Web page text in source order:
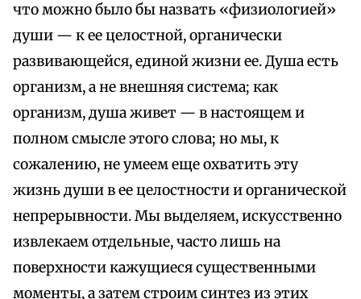
что можно было бы назвать «физиологией»
души — к ее целостной, органически
развивающейся, единой жизни ее. Душа есть
организм, а не внешняя система; как
организм, душа живет — в настоящем и
полном смысле этого слова; но мы, к
сожалению, не умеем еще охватить эту
жизнь души в ее целостности и органической
непрерывности. Мы выделяем, искусственно
извлекаем отдельные, часто лишь на
поверхности кажущиеся существенными
моменты, а затем строим синтез из этих